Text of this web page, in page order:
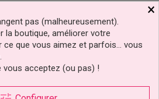
Prix
11,99 €
Ajouter au panier
×
pas (malheureusement).
la boutique, améliorer votre
ce que vous aimez et parfois… vous
acceptez (ou pas) !